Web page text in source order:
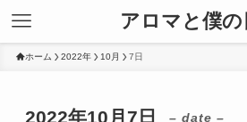
アロマと僕の
ホーム 2022年 10月 7日
2022年10月7日 – date –